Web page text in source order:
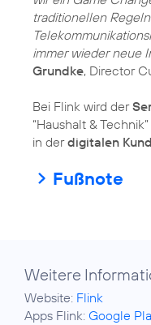
traditionellen
immer wieder neue
Grundke, Director
Bei Flink wird der
“Haushalt &
in derdigitalen
Fußnote
Weitere
Website: Flink
Apps Flink: Google